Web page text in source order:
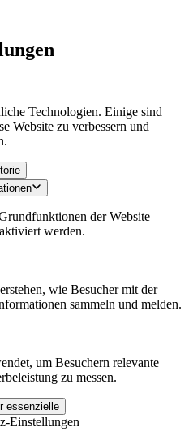
Technologien. Einige sind
Website zu verbessern und
der Website
werden.
wie Besucher mit der
sammeln und melden.
um Besuchern relevante
zu messen.
essenzielle
Einstellungen